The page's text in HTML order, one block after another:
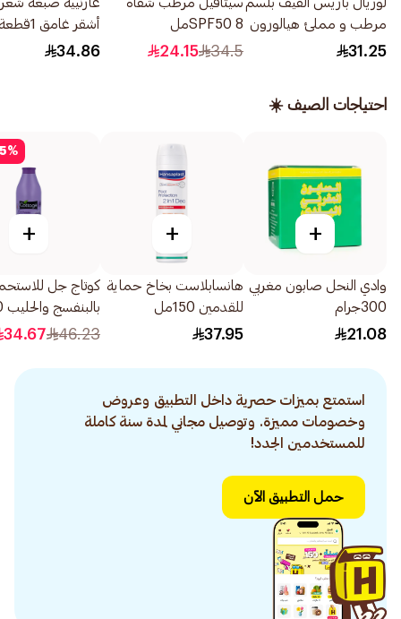
مرطب و مملئ هيالورون
للشعر الجاف وفاقد
31.25
SPF50 8مل
34.5
24.15
أشقر غامق 1قطعة
34.86
احتياجات الصيف ☀️
+
وادي النحل صابون مغربي
300جرام
21.08
+
هانسابلاست بخاخ حماية
للقدمين 150مل
37.95
%
+
كوتاج جل
بالبنفسج والحليب 750مل
46.23
34.67
استمتع بميزات حصرية داخل التطبيق وعروض
وخصومات مميزة. وتوصيل مجاني لمدة سنة كاملة
للمستخدمين الجدد!
حمل التطبيق الآن